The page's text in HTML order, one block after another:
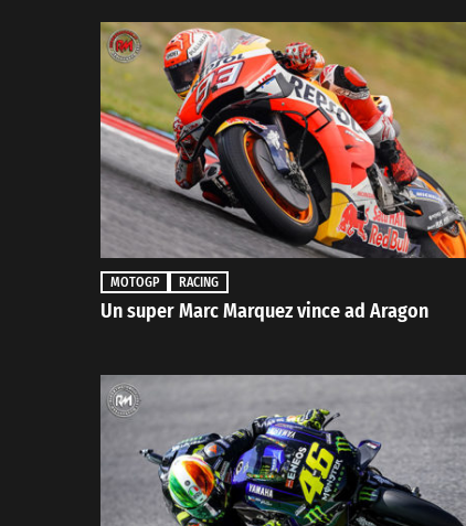
MOTOGP RACING
Un super Marc Marquez vince ad Aragon